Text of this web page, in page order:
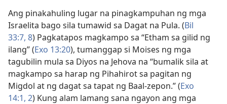
Ang pinakahuling lugar na pinagkampuhan ng mga
Israelita bago sila tumawid sa Dagat na Pula. (Bil
33:7, 8) Pagkatapos magkampo sa “Etham sa gilid ng
ilang” (Exo 13:20), tumanggap si Moises ng mga
tagubilin mula sa Diyos na Jehova na “bumalik sila at
magkampo sa harap ng Pihahirot sa pagitan ng
Migdol at ng dagat sa tapat ng Baal-zepon.” (Exo
14:1, 2) Kung alam lamang sana ngayon ang mga